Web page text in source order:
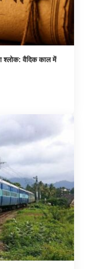
श्लोक: वैदिक काल में